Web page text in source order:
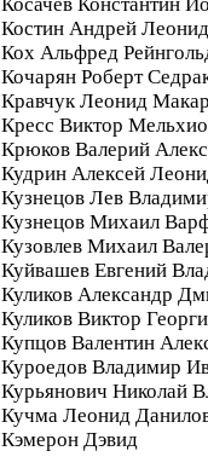
Костин Андрей
Кох Альфред
Кочарян Роберт
Кравчук Леонид
Кресс Виктор
Крюков Валерий
Кудрин Алексей
Кузнецов Лев
Кузнецов Михаил
Кузовлев Михаил
Куйвашев Евгений
Куликов Александр
Куликов Виктор
Купцов Валентин
Куроедов Владимир
Курьянович Николай
Кучма Леонид
Кэмерон Дэвид